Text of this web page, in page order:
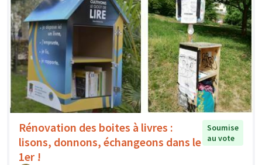
Rénovation des boites à livres :
lisons, donnons, échangeons dans le
1er !
Soumise
au vote